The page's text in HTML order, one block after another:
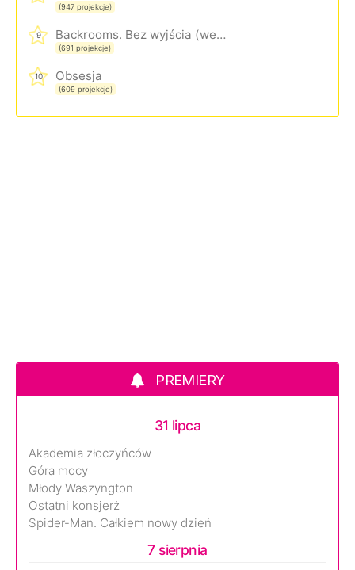
(947 projekcje)
9 Backrooms. Bez wyjścia (wersja rozszerzona)
(691 projekcje)
10 Obsesja
(609 projekcje)
PREMIERY
31 lipca
Akademia złoczyńców
Góra mocy
Młody Waszyngton
Ostatni konsjerż
Spider-Man. Całkiem nowy dzień
7 sierpnia